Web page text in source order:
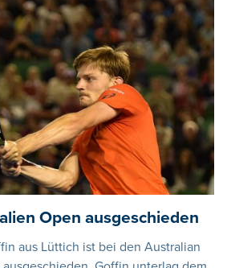
Open ausgeschieden
aus Lüttich ist bei den Australian